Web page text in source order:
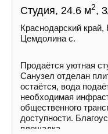
Студия, 24.6 м2,
Краснодарский край,
Цемдолина с.
Продаётся уютная
Санузел отделан
остаётся, вода
необходимая
общественного
доступности.
площадка.